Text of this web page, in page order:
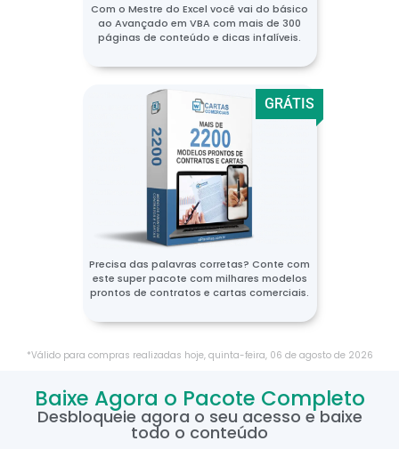
Com o Mestre do Excel você vai do básico
ao Avançado em VBA com mais de 300
páginas de conteúdo e dicas infalíveis.
GRÁTIS
Precisa das palavras corretas? Conte com
este super pacote com milhares modelos
prontos de contratos e cartas comerciais.
*Válido para compras realizadas hoje, quinta-feira, 06 de agostode 2026
Baixe Agora o Pacote Completo
Desbloqueie agora o seu acesso e baixe
todo o conteúdo